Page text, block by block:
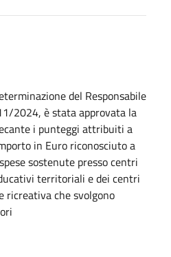
del Responsabile
2024, è stata approvata la
i punteggi attribuiti a
in Euro riconosciuto a
sostenute presso centri
territoriali e dei centri
ricreativa che svolgono